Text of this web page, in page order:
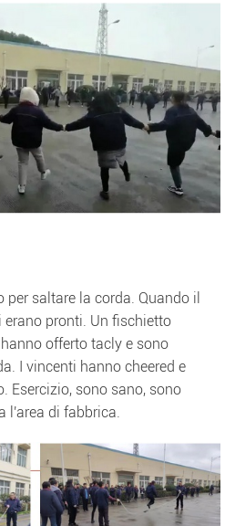
saltare la corda. Quando il
pronti. Un fischietto
offerto tacly e sono
I vincenti hanno cheered e
Esercizio, sono sano, sono
l'area di fabbrica.